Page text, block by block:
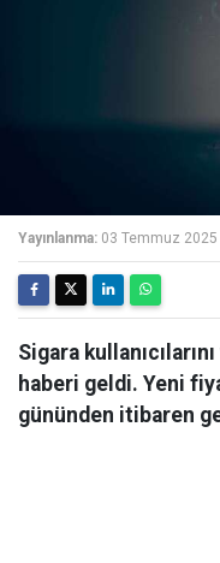
Yayınlanma: 03 Temmuz
Sigara
haberi geldi. Yeni
gününden itibaren